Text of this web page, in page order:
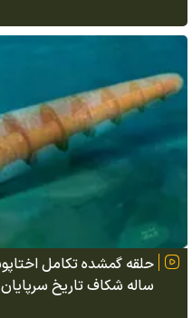
ساله شکاف تاریخ سرپایان